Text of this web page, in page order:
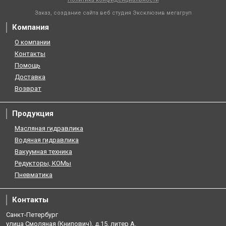
Заказ, создание сайта веб студия Эксклюзив мегагруп
Компания
О компании
Контакты
Помощь
Доставка
Возврат
Продукция
Масляная гидравлика
Водяная гидравлика
Вакуумная техника
Редукторы, КОМы
Пневматика
Контакты
Санкт-Петербург
улица Смоляная (Книпович), д.15, литер А.